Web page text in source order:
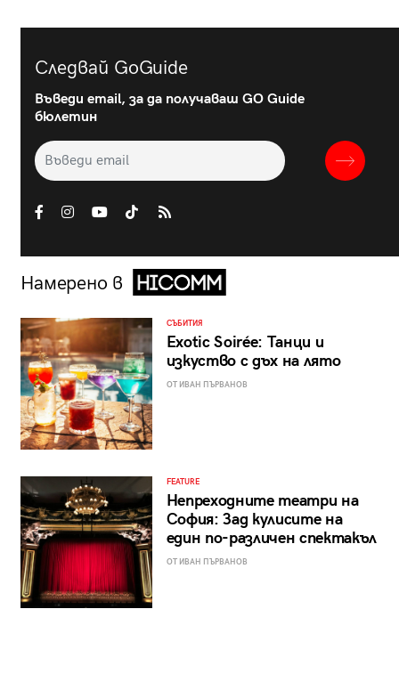
Следвай GoGuide
Въведи email, за да получаваш GO Guide
бюлетин
Намерено в
СЪБИТИЯ
Exotic Soirée: Танци и
изкуство с дъх на лято
ОТ ИВАН ПЪРВАНОВ
FEATURE
Непреходните театри на
София: Зад кулисите на
един по-различен спектакъл
ОТ ИВАН ПЪРВАНОВ